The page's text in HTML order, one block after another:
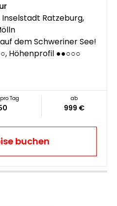
Ratzeburg,
dem Schweriner See!
Höhenprofil ●●○○○
Tag ab
999 €
buchen